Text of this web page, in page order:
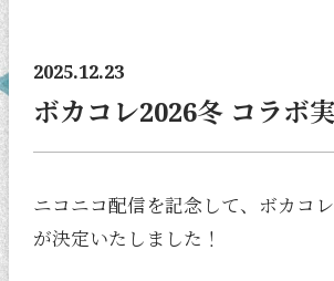
2025.12.23
ボカコレ2026冬 コラボ
ニコニコ配信を記念して、ボカコ
が決定いたしました！